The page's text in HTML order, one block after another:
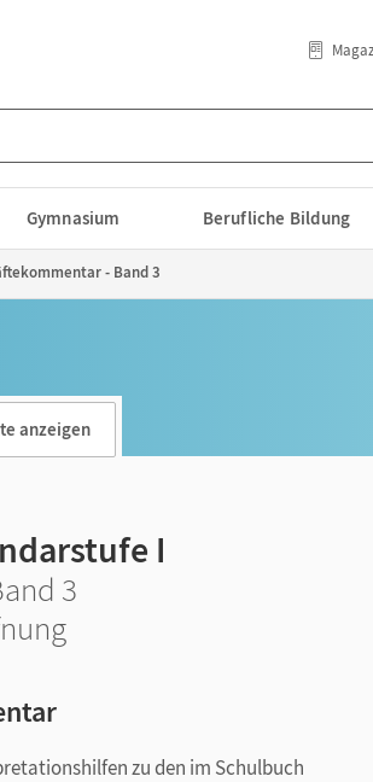
Gymnasium Berufliche Bildung
- Band 3
anzeigen
I
3
zu den im Schulbuch